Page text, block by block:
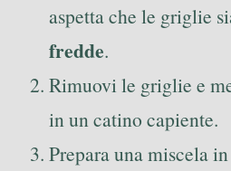
aspetta che le griglie
fredde.
Rimuovi le griglie e
in un catino capiente.
Prepara una miscela